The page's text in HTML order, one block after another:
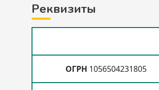
Реквизиты
ОГРН 1056504231805